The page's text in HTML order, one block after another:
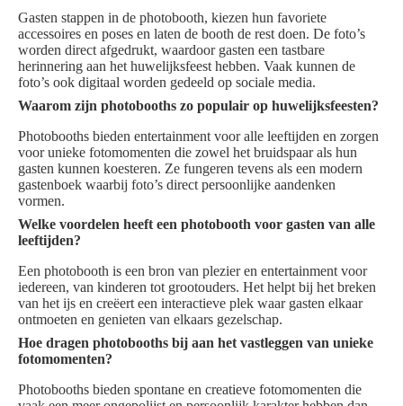
Gasten stappen in de photobooth, kiezen hun favoriete
accessoires en poses en laten de booth de rest doen. De foto’s
worden direct afgedrukt, waardoor gasten een tastbare
herinnering aan het huwelijksfeest hebben. Vaak kunnen de
foto’s ook digitaal worden gedeeld op sociale media.
Waarom zijn photobooths zo populair op huwelijksfeesten?
Photobooths bieden entertainment voor alle leeftijden en zorgen
voor unieke fotomomenten die zowel het bruidspaar als hun
gasten kunnen koesteren. Ze fungeren tevens als een modern
gastenboek waarbij foto’s direct persoonlijke aandenken
vormen.
Welke voordelen heeft een photobooth voor gasten van alle
leeftijden?
Een photobooth is een bron van plezier en entertainment voor
iedereen, van kinderen tot grootouders. Het helpt bij het breken
van het ijs en creëert een interactieve plek waar gasten elkaar
ontmoeten en genieten van elkaars gezelschap.
Hoe dragen photobooths bij aan het vastleggen van unieke
fotomomenten?
Photobooths bieden spontane en creatieve fotomomenten die